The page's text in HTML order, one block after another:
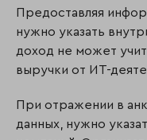
Предоставляя
нужно указать
доход не может
выручки от ИТ-
При отражении в
данных, нужно